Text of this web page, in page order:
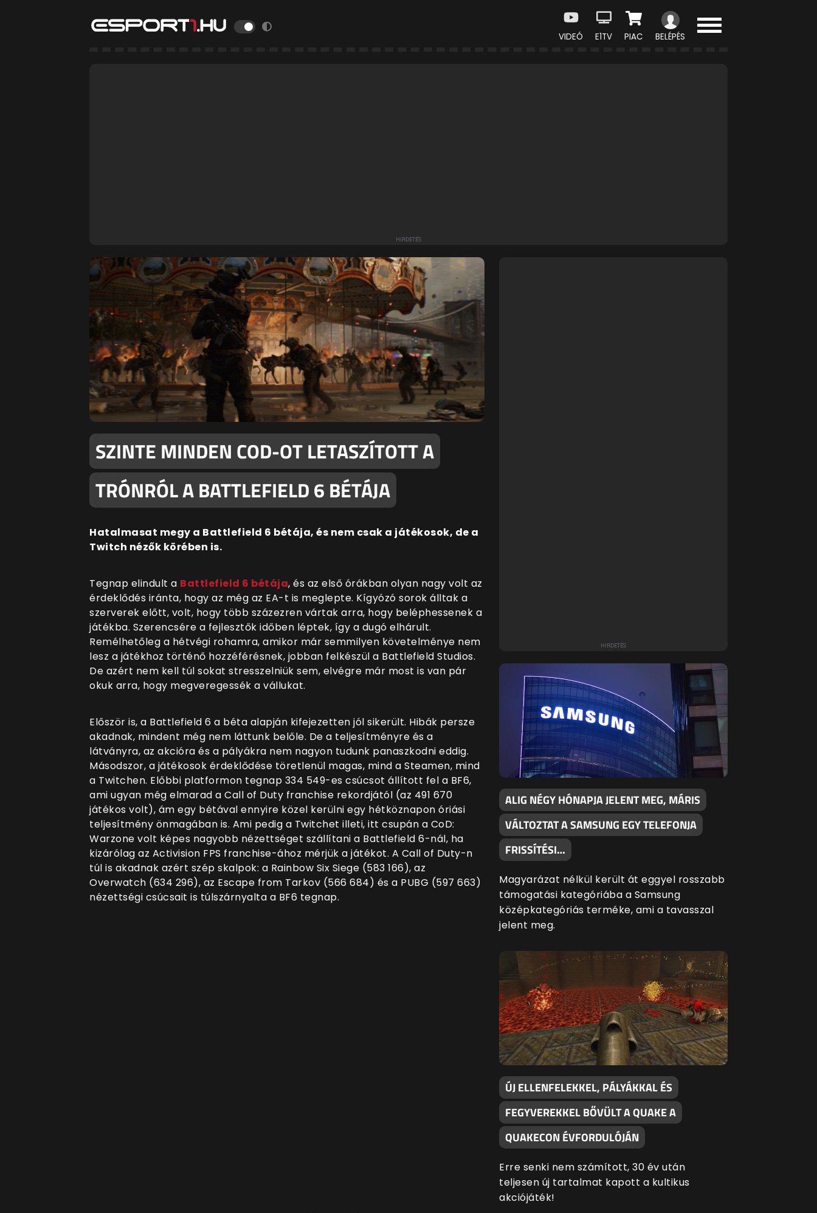
VIDEÓ E1TV PIAC BELÉPÉS
SZINTE MINDEN COD-OT LETASZÍTOTT A
TRÓNRÓL A BATTLEFIELD 6 BÉTÁJA
Hatalmasat megy a Battlefield 6 bétája, és nem csak a játékosok, de a
Twitch nézők körében is.
Tegnap elindult a Battlefield 6 bétája, és az első órákban olyan nagy volt az
érdeklődés iránta, hogy az még az EA-t is meglepte. Kígyózó sorok álltak a
szerverek előtt, volt, hogy több százezren vártak arra, hogy beléphessenek a
játékba. Szerencsére a fejlesztők időben léptek, így a dugó elhárult.
Remélhetőleg a hétvégi rohamra, amikor már semmilyen követelménye nem
lesz a játékhoz történő hozzéférésnek, jobban felkészül a Battlefield Studios.
De azért nem kell túl sokat stresszelniük sem, elvégre már most is van pár
okuk arra, hogy megveregessék a vállukat.
Először is, a Battlefield 6 a béta alapján kifejezetten jól sikerült. Hibák persze
akadnak, mindent még nem láttunk belőle. De a teljesítményre és a
látványra, az akcióra és a pályákra nem nagyon tudunk panaszkodni eddig.
Másodszor, a játékosok érdeklődése töretlenül magas, mind a Steamen, mind
a Twitchen. Előbbi platformon tegnap 334 549-es csúcsot állított fel a BF6,
ami ugyan még elmarad a Call of Duty franchise rekordjától (az 491 670
játékos volt), ám egy bétával ennyire közel kerülni egy hétköznapon óriási
teljesítmény önmagában is. Ami pedig a Twitchet illeti, itt csupán a CoD:
Warzone volt képes nagyobb nézettséget szállítani a Battlefield 6-nál, ha
kizárólag az Activision FPS franchise-ához mérjük a játékot. A Call of Duty-n
túl is akadnak azért szép skalpok: a Rainbow Six Siege (583 166), az
Overwatch (634 296), az Escape from Tarkov (566 684) és a PUBG (597 663)
nézettségi csúcsait is túlszárnyalta a BF6 tegnap.
ALIG NÉGY HÓNAPJA JELENT MEG, MÁRIS
VÁLTOZTAT A SAMSUNG EGY TELEFONJA
FRISSÍTÉSI…
Magyarázat nélkül került át eggyel rosszabb
támogatási kategóriába a Samsung
középkategóriás terméke, ami a tavasszal
jelent meg.
ÚJ ELLENFELEKKEL, PÁLYÁKKAL ÉS
FEGYVEREKKEL BŐVÜLT A QUAKE A
QUAKECON ÉVFORDULÓJÁN
Erre senki nem számított, 30 év után
teljesen új tartalmat kapott a kultikus
akciójáték!